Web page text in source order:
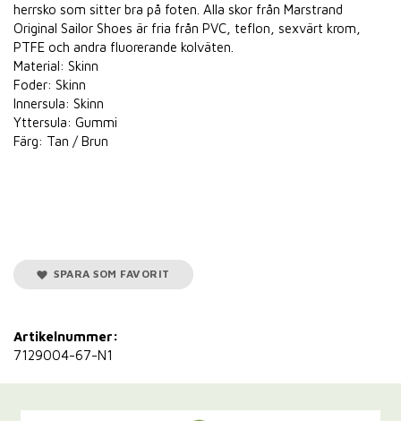
herrsko som sitter bra på foten. Alla skor från Marstrand
Original Sailor Shoes är fria från PVC, teflon, sexvärt krom,
PTFE och andra fluorerande kolväten.
Material: Skinn
Foder: Skinn
Innersula: Skinn
Yttersula: Gummi
Färg: Tan / Brun
SPARA SOM FAVORIT
Artikelnummer:
7129004-67-N1